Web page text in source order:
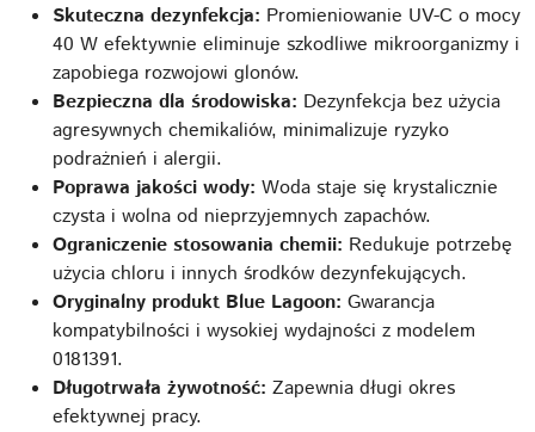
Skuteczna dezynfekcja: Promieniowanie UV-C o mocy
40 W efektywnie eliminuje szkodliwe mikroorganizmy i
zapobiega rozwojowi glonów.
Bezpieczna dla środowiska: Dezynfekcja bez użycia
agresywnych chemikaliów, minimalizuje ryzyko
podrażnień i alergii.
Poprawa jakości wody: Woda staje się krystalicznie
czysta i wolna od nieprzyjemnych zapachów.
Ograniczenie stosowania chemii: Redukuje potrzebę
użycia chloru i innych środków dezynfekujących.
Oryginalny produkt Blue Lagoon: Gwarancja
kompatybilności i wysokiej wydajności z modelem
0181391.
Długotrwała żywotność: Zapewnia długi okres
efektywnej pracy.